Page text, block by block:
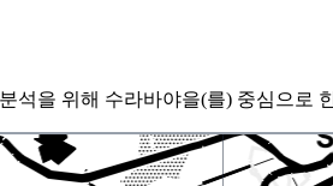
석을 위해 수라바야을(를) 중심으로